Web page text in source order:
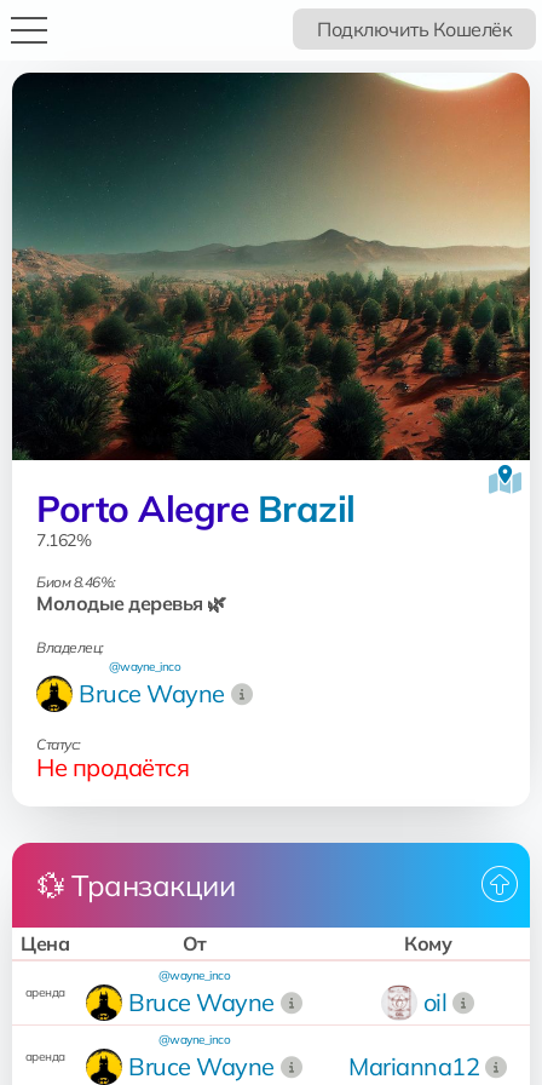
Подключить Кошелёк
Porto Alegre Brazil
7.162%
Биом 8.46%:
Молодые деревья 🌿
Владелец:
Bruce Wayne
@wayne_inco
Статус:
Не продаётся
💱 Транзакции
Цена От Кому
аренда Bruce Wayne
@wayne_inco
oil
аренда Bruce Wayne
@wayne_inco
Marianna12